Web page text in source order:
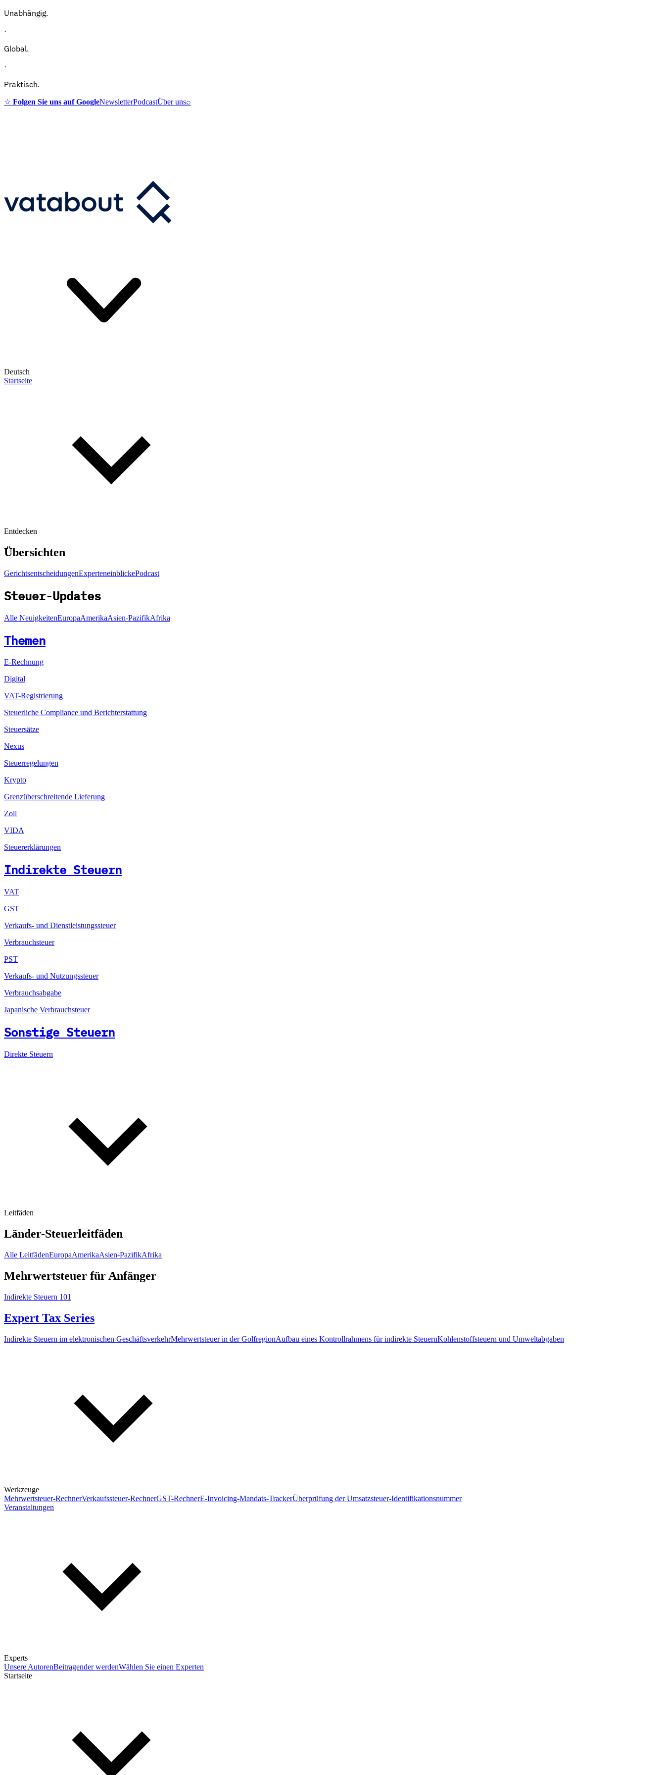
Unabhängig.
·
Global.
·
Praktisch.
☆ Folgen Sie uns auf GoogleNewsletterPodcastÜber uns⌕
Deutsch
Startseite
Entdecken
Übersichten
GerichtsentscheidungenExperteneinblickePodcast
Steuer-Updates
Alle NeuigkeitenEuropaAmerikaAsien-PazifikAfrika
Themen
E-Rechnung
Digital
VAT-Registrierung
Steuerliche Compliance und Berichterstattung
Steuersätze
Nexus
Steuerregelungen
Krypto
Grenzüberschreitende Lieferung
Zoll
VIDA
Steuererklärungen
Indirekte Steuern
VAT
GST
Verkaufs- und Dienstleistungssteuer
Verbrauchsteuer
PST
Verkaufs- und Nutzungssteuer
Verbrauchsabgabe
Japanische Verbrauchsteuer
Sonstige Steuern
Direkte Steuern
Leitfäden
Länder-Steuerleitfäden
Alle LeitfädenEuropaAmerikaAsien-PazifikAfrika
Mehrwertsteuer für Anfänger
Indirekte Steuern 101
Expert Tax Series
Indirekte Steuern im elektronischen GeschäftsverkehrMehrwertsteuer in der GolfregionAufbau eines Kontrollrahmens für indirekte SteuernKohlenstoffsteuern und Umweltabgaben
Werkzeuge
Mehrwertsteuer-RechnerVerkaufssteuer-RechnerGST-RechnerE-Invoicing-Mandats-TrackerÜberprüfung der Umsatzsteuer-Identifikationsnummer
Veranstaltungen
Experts
Unsere AutorenBeitragender werdenWählen Sie einen Experten
Startseite